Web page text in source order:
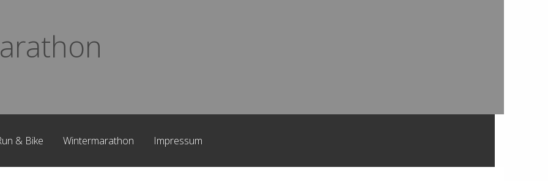
& Bike Wintermarathon Impressum